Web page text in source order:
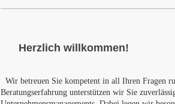
Herzlich willkommen!
Wir betreuen Sie kompetent in all Ihren Fragen
Beratungserfahrung unterstützen wir Sie